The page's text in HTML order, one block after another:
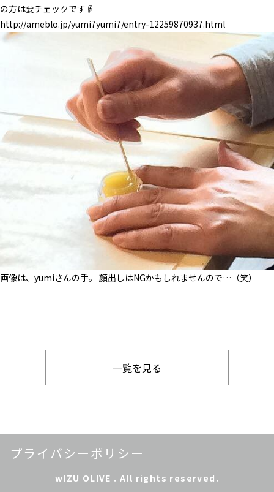
の方は要チェックです☟
http://ameblo.jp/yumi7yumi7/entry-12259870937.html
画像は、yumiさんの手。 顔出しはNGかもしれませんので…（笑）
一覧を見る
プライバシーポリシー
wIZU OLIVE . All rights reserved.